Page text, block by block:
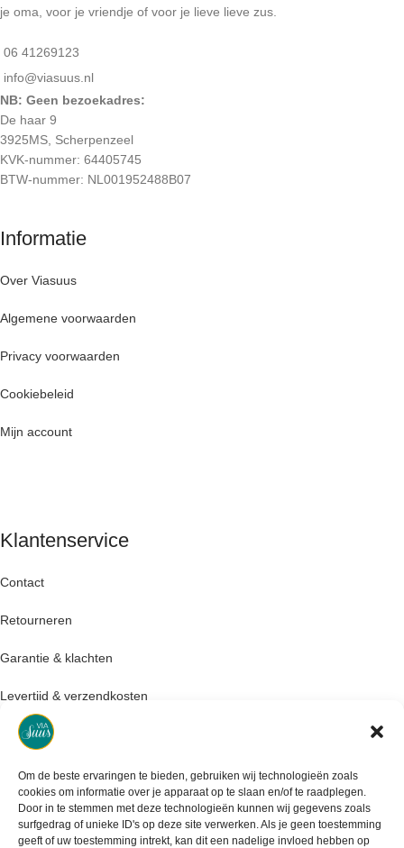
Om de beste ervaringen te bieden, gebruiken wij technologieën zoals
cookies om informatie over je apparaat op te slaan en/of te raadplegen.
Door in te stemmen met deze technologieën kunnen wij gegevens zoals
surfgedrag of unieke ID's op deze site verwerken. Als je geen toestemming
geeft of uw toestemming intrekt, kan dit een nadelige invloed hebben op
je oma, voor je vriendje of voor je lieve lieve zus.
06 41269123
info@viasuus.nl
NB: Geen bezoekadres:
De haar 9
3925MS, Scherpenzeel
KVK-nummer: 64405745
BTW-nummer: NL001952488B07
Informatie
Over Viasuus
Algemene voorwaarden
Privacy voorwaarden
Cookiebeleid
Mijn account
Klantenservice
Contact
Retourneren
Garantie & klachten
Levertijd & verzendkosten